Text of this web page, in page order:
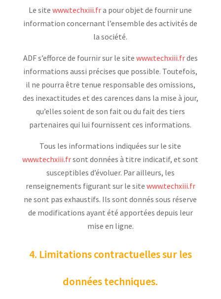
Le sitewww.techxiii.fra pour objet de fournir une
information concernant l’ensemble des activités de
la société.
ADF s’efforce de fournir sur le site www.techxiii.frdes
informations aussi précises que possible. Toutefois,
il ne pourra être tenue responsable des omissions,
des inexactitudes et des carences dans la mise à jour,
qu’elles soient de son fait ou du fait des tiers
partenaires qui lui fournissent ces informations.
Tous les informations indiquées sur le site
www.techxiii.frsont données à titre indicatif, et sont
susceptibles d’évoluer. Par ailleurs, les
renseignements figurant sur le site www.techxiii.fr
ne sont pas exhaustifs. Ils sont donnés sous réserve
de modifications ayant été apportées depuis leur
mise en ligne.
4. Limitations contractuelles sur les
données techniques.